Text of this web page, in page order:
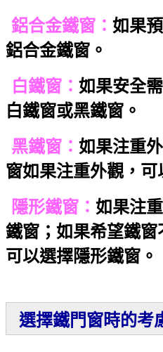
鋁合金鐵窗： 如果
鋁合金鐵窗。
白鐵窗： 如果安全
白鐵窗或黑鐵窗。
黑鐵窗： 如果注重
窗如果注重外觀，可
隱形鐵窗： 如果注
鐵窗；如果希望鐵窗
可以選擇隱形鐵窗。
選擇鐵門窗時的考